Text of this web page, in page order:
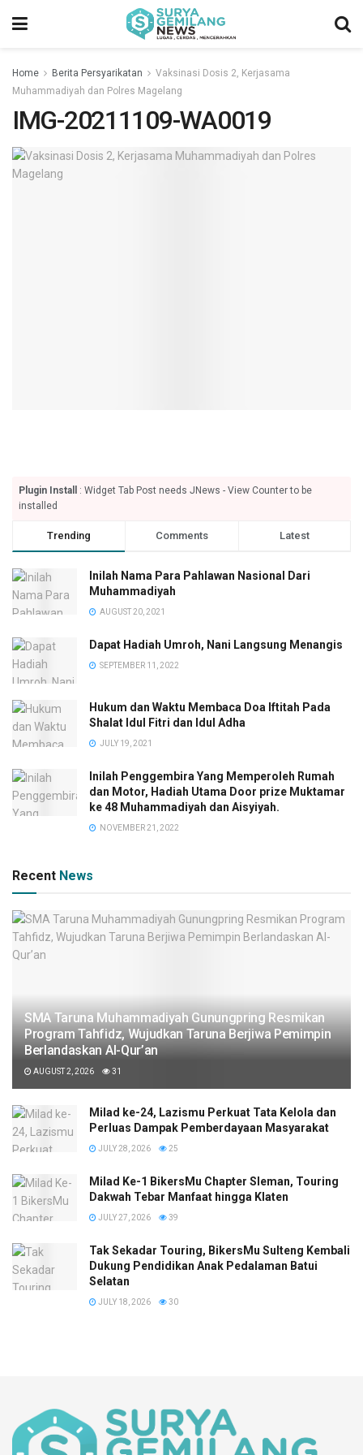
Home Berita Persyarikatan
Vaksinasi Dosis 2, Kerjasama
Muhammadiyah dan Polres Magelang
IMG-20211109-WA0019
Plugin Install
: Widget Tab Post needs JNews - View Counter to be
installed
Trending Comments Latest
Inilah Nama Para Pahlawan Nasional Dari
Muhammadiyah
AUGUST 20, 2021
Dapat Hadiah Umroh, Nani Langsung Menangis
SEPTEMBER 11, 2022
Hukum dan Waktu Membaca Doa Iftitah Pada
Shalat Idul Fitri dan Idul Adha
JULY 19, 2021
Inilah Penggembira Yang Memperoleh Rumah
dan Motor, Hadiah Utama Door prize Muktamar
ke 48 Muhammadiyah dan Aisyiyah.
NOVEMBER 21, 2022
Recent News
SMA Taruna Muhammadiyah Gunungpring Resmikan
Program Tahfidz, Wujudkan Taruna Berjiwa Pemimpin
Berlandaskan Al-Qur’an
AUGUST 2, 2026 31
Milad ke-24, Lazismu Perkuat Tata Kelola dan
Perluas Dampak Pemberdayaan Masyarakat
JULY 28, 2026 25
Milad Ke-1 BikersMu Chapter Sleman, Touring
Dakwah Tebar Manfaat hingga Klaten
JULY 27, 2026 39
Tak Sekadar Touring, BikersMu Sulteng Kembali
Dukung Pendidikan Anak Pedalaman Batui
Selatan
JULY 18, 2026 30